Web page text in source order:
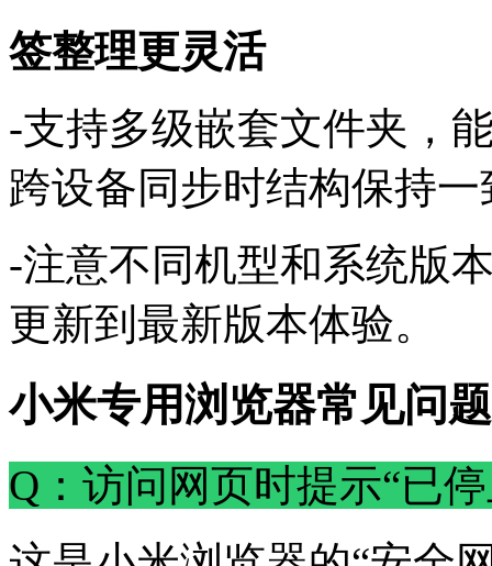
签整理更灵活
-支持多级嵌套文件夹，
跨设备同步时结构保持一
-注意不同机型和系统版
更新到最新版本体验。‌‌‌
小米专用浏览器常见问题
Q：访问网页时提示“已